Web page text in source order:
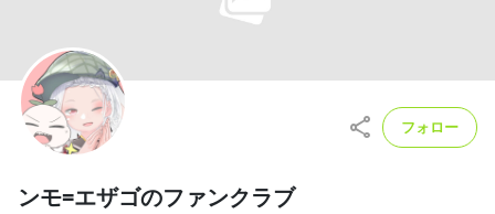
ンモ=エザゴのファンクラブ
フォロー